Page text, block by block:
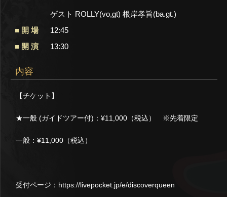
ゲスト ROLLY(vo,gt) 根岸孝旨(ba.gt.)
開 場
12:45
開 演
13:30
内容
【チケット】
★一般 (ガイドツアー付)：¥11,000（税込） ※先着限定
一般：¥11,000（税込）
受付ページ： https://livepocket.jp/e/discoverqueen